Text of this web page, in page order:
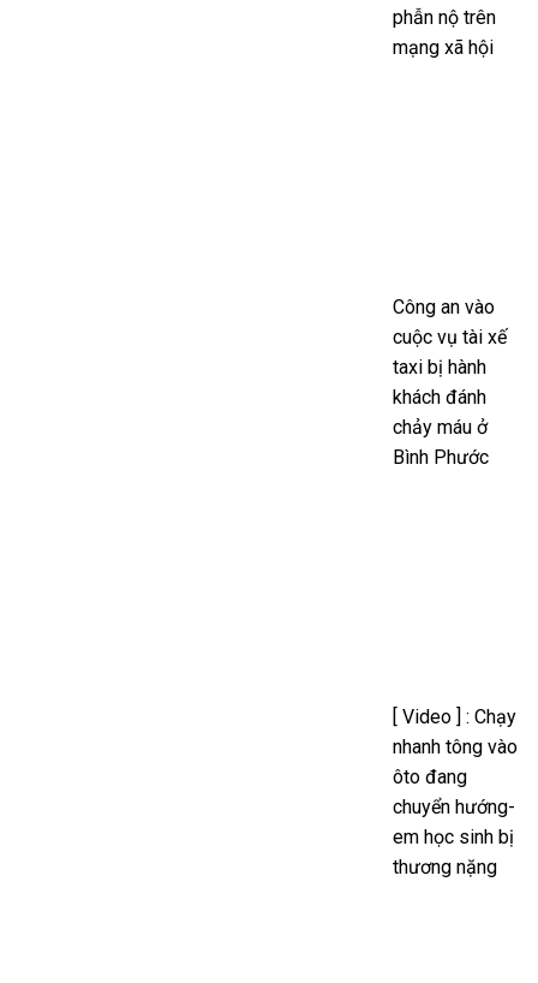
phẫn nộ trên
mạng xã hội
Công an vào
cuộc vụ tài xế
taxi bị hành
khách đánh
chảy máu ở
Bình Phước
[ Video ] : Chạy
nhanh tông vào
ôto đang
chuyển hướng-
em học sinh bị
thương nặng